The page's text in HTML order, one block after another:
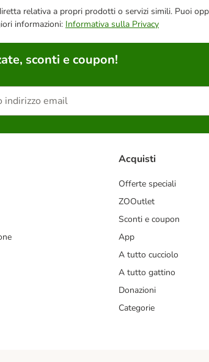
relativa a propri prodotti o servizi simili. Puoi
informazioni: Informativa sulla Privacy
sconti e coupon!
Acquisti
Offerte speciali
ZOOutlet
Sconti e coupon
App
A tutto cucciolo
A tutto gattino
Donazioni
Categorie